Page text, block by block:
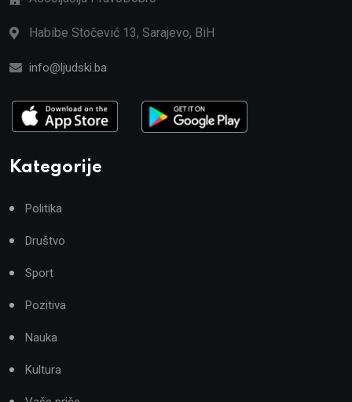
Habibe Stočević 13, Sarajevo, BiH
info@ljudski.ba
Kategorije
Politika
Društvo
Sport
Pozitiva
Nauka
Kultura